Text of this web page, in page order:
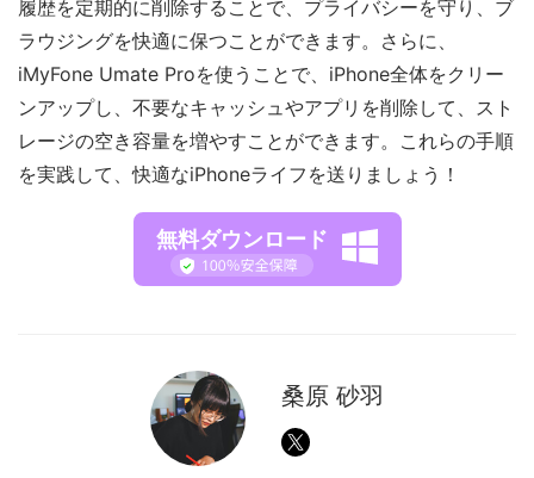
履歴を定期的に削除することで、プライバシーを守り、ブ
ラウジングを快適に保つことができます。さらに、
iMyFone Umate Proを使うことで、iPhone全体をクリー
ンアップし、不要なキャッシュやアプリを削除して、スト
レージの空き容量を増やすことができます。これらの手順
を実践して、快適なiPhoneライフを送りましょう！
無料ダウンロード
桑原 砂羽